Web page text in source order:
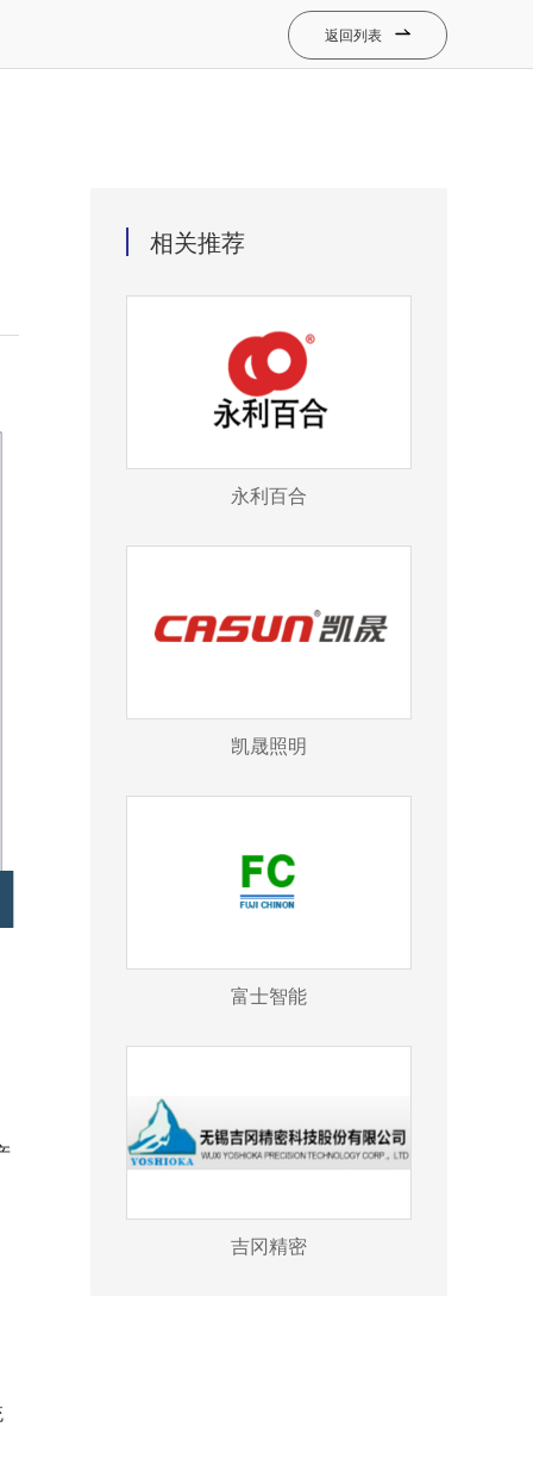
返回列表 
相关推荐
永利百合
凯晟照明
富士智能
吉冈精密